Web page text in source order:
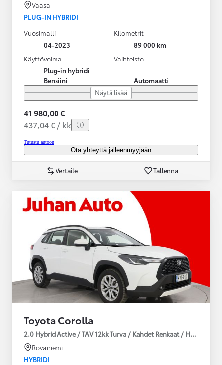
Vaasa
PLUG-IN HYBRIDI
Vuosimalli
04-2023
Kilometrit
89 000 km
Käyttövoima
Plug-in hybridi
Bensiini
Vaihteisto
Automaatti
Näytä lisää
41 980,00 €
437,04 € / kk
Tutustu autoon
Ota yhteyttä jälleenmyyjään
Vertaile Tallenna
Toyota Corolla
2.0 Hybrid Active / TAV 12kk Turva / Kahdet Renkaat /
Rovaniemi
HYBRIDI